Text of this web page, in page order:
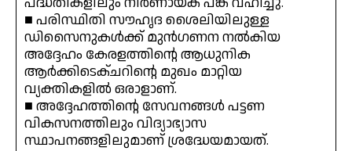
■ പരിസ്ഥിതി സൗഹൃദ ശൈലിയിലുള്ള
ഡിസൈനുകൾക്ക് മുൻഗണന നൽകിയ
അദ്ദേഹം കേരളത്തിന്റെ ആധുനിക
ആർക്കിടെക്ചറിന്റെ മുഖം മാറ്റിയ
വ്യക്തികളിൽ ഒരാളാണ്.
■ അദ്ദേഹത്തിന്റെ സേവനങ്ങൾ പട്ടണ
വികസനത്തിലും വിദ്യാഭ്യാസ
സ്ഥാപനങ്ങളിലുമാണ് ശ്രദ്ധേയമായത്.